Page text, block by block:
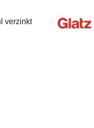
verzinkt